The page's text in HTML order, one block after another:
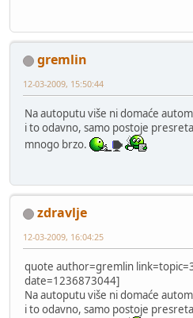
gremlin
12-03-2009, 15:50:44
Na autoputu više ni domaće
i to odavno, samo postoje
mnogo brzo.
zdravlje
12-03-2009, 16:04:25
quote author=gremlin
date=1236873044]
Na autoputu više ni domaće
i to odavno, samo postoje